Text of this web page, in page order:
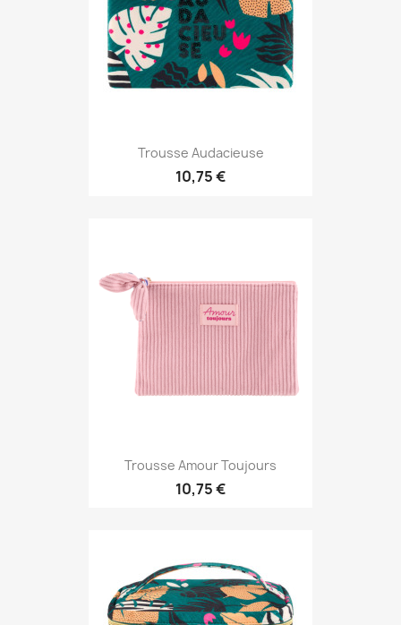
Trousse Audacieuse
10,75 €
Trousse Amour Toujours
10,75 €